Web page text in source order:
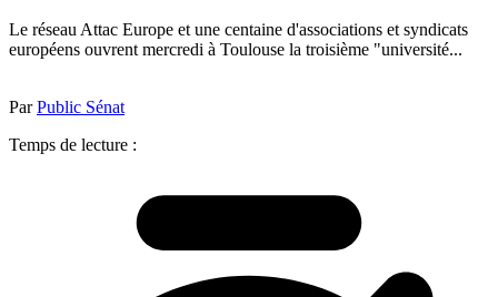
Le réseau Attac Europe et une centaine d'associations et syndicats
européens ouvrent mercredi à Toulouse la troisième "université...
ParPublic Sénat
Temps de lecture :